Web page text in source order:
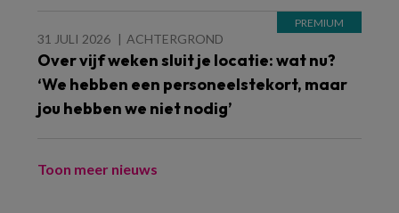
31 JULI 2026 ACHTERGROND
Over vijf weken sluit je locatie: wat nu?
‘We hebben een personeelstekort, maar
jou hebben we niet nodig’
Toon meer nieuws